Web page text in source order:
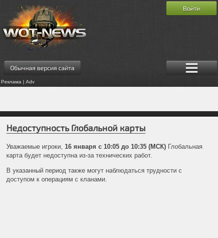
Обычная версия сайта
Реклама | Adv
Войти
Недоступность Глобальной карты
Уважаемые игроки, 16 января с 10:05 до 10:35 (МСК) Глобальная
карта будет недоступна из-за технических работ.
В указанный период также могут наблюдаться трудности с
доступом к операциям с кланами.